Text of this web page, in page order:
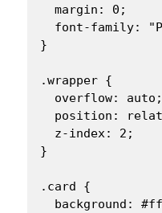
  margin: 0;
font-family:
}
.wrapper {
  overflow: auto;
position:
  z-index: 2;
}
.card {
background: